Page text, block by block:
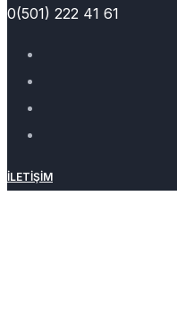
0(501) 222 41 61
İLETIŞIM